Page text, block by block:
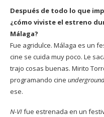
Después de todo lo que
¿cómo viviste el estreno
Málaga?
Fue agridulce. Málaga es un
cine se cuida muy poco. Le
trajo cosas buenas. Mirito
programando cine
ese.
N-VIfue estrenada en un